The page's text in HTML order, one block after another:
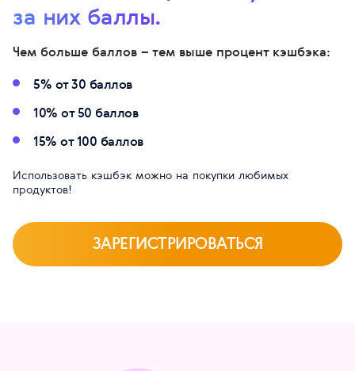
за них баллы.
Чем больше баллов – тем выше процент кэшбэка:
5% от 30 баллов
10% от 50 баллов
15% от 100 баллов
Использовать кэшбэк можно на покупки любимых
продуктов!
ЗАРЕГИСТРИРОВАТЬСЯ